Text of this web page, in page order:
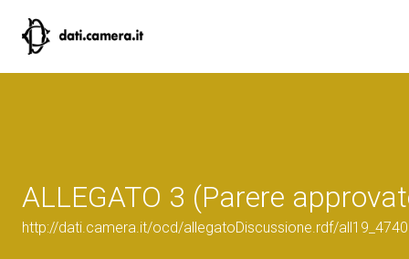
ALLEGATO 3 (Parere
http://dati.camera.it/ocd/allegatoDiscussione.rdf/